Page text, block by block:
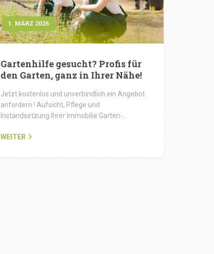
1. MÄRZ 2026
Gartenhilfe gesucht? Profis für
den Garten, ganz in Ihrer Nähe!
Jetzt kostenlos und unverbindlich ein Angebot
anfordern ! Aufsicht, Pflege und
Instandsetzung Ihrer Immobilie Garten-…
WEITER